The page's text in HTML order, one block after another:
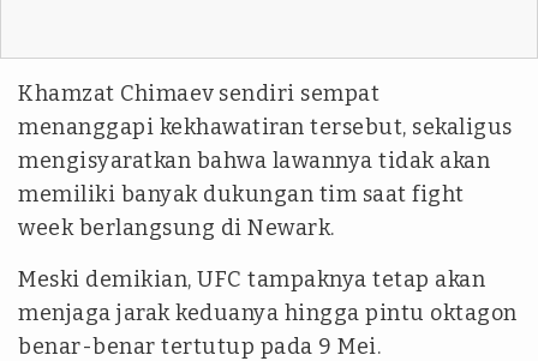
Khamzat Chimaev sendiri sempat
menanggapi kekhawatiran tersebut, sekaligus
mengisyaratkan bahwa lawannya tidak akan
memiliki banyak dukungan tim saat fight
week berlangsung di Newark.
Meski demikian, UFC tampaknya tetap akan
menjaga jarak keduanya hingga pintu oktagon
benar-benar tertutup pada 9 Mei.